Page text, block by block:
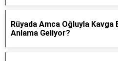
Rüyada Amca Oğluyla Kavga
Anlama Geliyor?